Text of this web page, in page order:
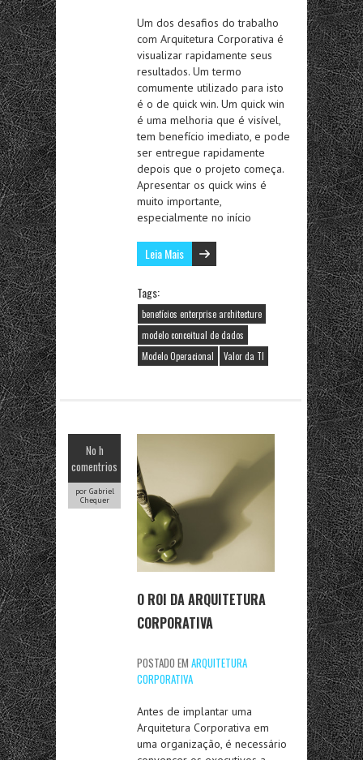
Um dos desafios do trabalho
com Arquitetura Corporativa é
visualizar rapidamente seus
resultados. Um termo
comumente utilizado para isto
é o de quick win. Um quick win
é uma melhoria que é visível,
tem benefício imediato, e pode
ser entregue rapidamente
depois que o projeto começa.
Apresentar os quick wins é
muito importante,
especialmente no início
Leia Mais
Tags:
benefícios enterprise architecture
modelo conceitual de dados
Modelo Operacional
Valor da TI
No h
comentrios
por Gabriel
Chequer
O ROI DA ARQUITETURA
CORPORATIVA
POSTADO EM ARQUITETURA
CORPORATIVA
Antes de implantar uma
Arquitetura Corporativa em
uma organização, é necessário